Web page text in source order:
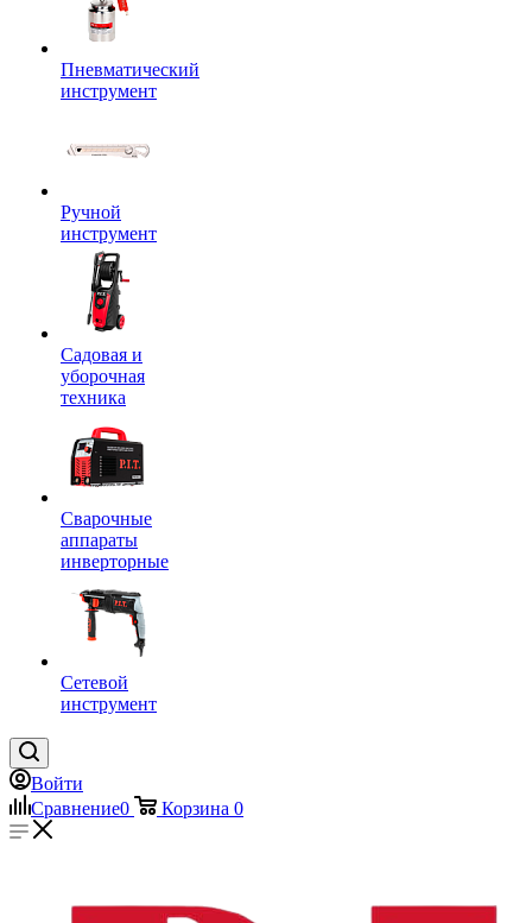
Пневматический
инструмент
Ручной
инструмент
Садовая и
уборочная
техника
Сварочные
аппараты
инверторные
Сетевой
инструмент
Войти
Сравнение0 Корзина 0